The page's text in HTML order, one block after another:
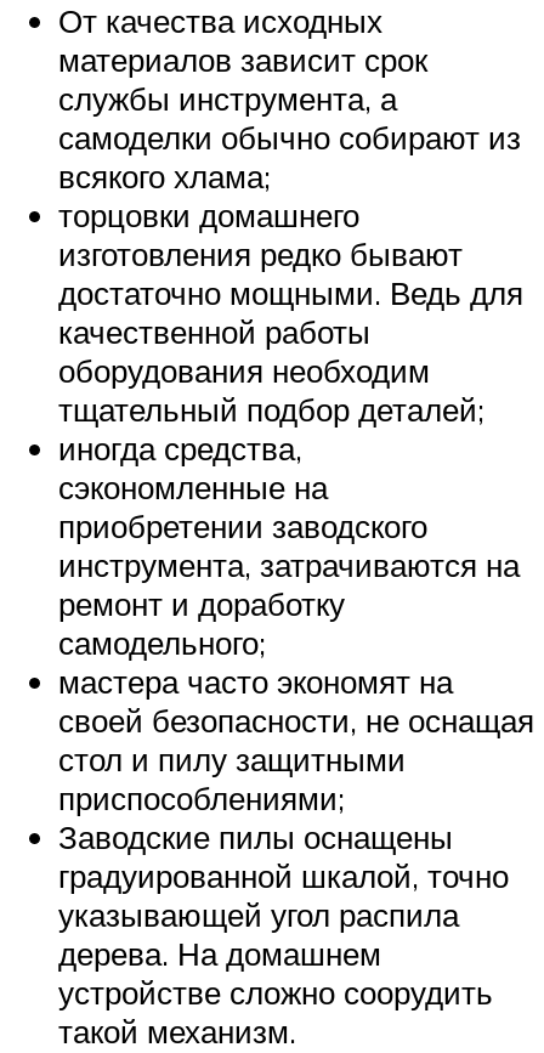
От качества исходных
материалов зависит срок
службы инструмента, а
самоделки обычно собирают из
всякого хлама;
торцовки домашнего
изготовления редко бывают
достаточно мощными. Ведь для
качественной работы
оборудования необходим
тщательный подбор деталей;
иногда средства,
сэкономленные на
приобретении заводского
инструмента, затрачиваются на
ремонт и доработку
самодельного;
мастера часто экономят на
своей безопасности, не оснащая
стол и пилу защитными
приспособлениями;
Заводские пилы оснащены
градуированной шкалой, точно
указывающей угол распила
дерева. На домашнем
устройстве сложно соорудить
такой механизм.